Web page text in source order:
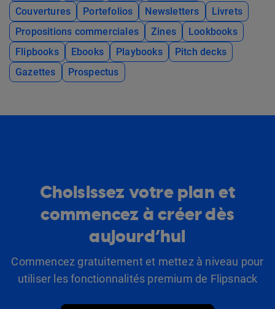
Couvertures
Portefolios Newsletters
Livrets
Propositions commerciales
Zines
Lookbooks
Flipbooks
Ebooks Playbooks
Pitch decks
Gazettes
Prospectus
Choisissez votre plan et
commencez à créer dès
aujourd’hui
Commencez gratuitement et mettez à niveau pour
utiliser les fonctionnalités premium de Flipsnack